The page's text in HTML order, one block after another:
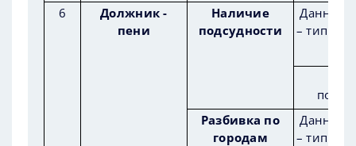
6
Должник -
пени
Наличие
подсудности
Данные
– тип
Разбивка по
городам
Данные
– тип